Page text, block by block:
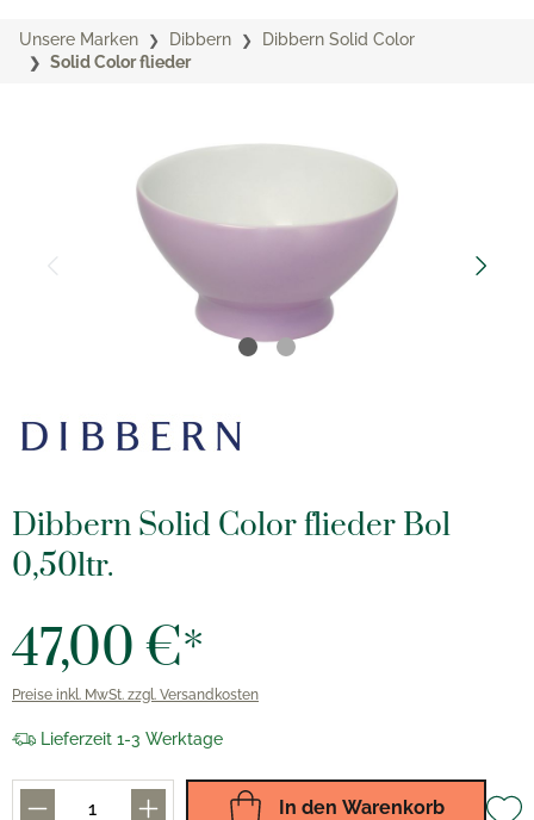
Unsere Marken Dibbern
Dibbern Solid Color
Solid Color flieder
Dibbern Solid Color flieder Bol
0,50ltr.
47,00 €*
Preise inkl. MwSt. zzgl. Versandkosten
Lieferzeit 1-3 Werktage
In den Warenkorb